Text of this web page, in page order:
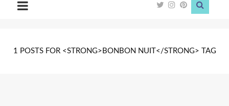
1 POSTS FOR <STRONG>BONBON NUIT</STRONG> TAG